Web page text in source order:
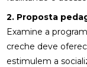
2. Proposta
Examine a
creche deve
estimulem a